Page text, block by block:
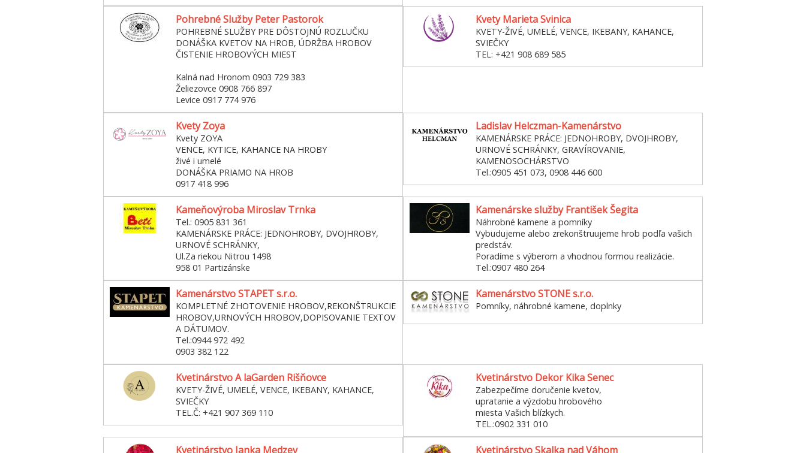
Pohrebné Služby Peter Pastorok
POHREBNÉ SLUŽBY PRE DÔSTOJNÚ ROZLUČKU
DONÁŠKA KVETOV NA HROB, ÚDRŽBA HROBOV
ČISTENIE HROBOVÝCH MIEST
Kalná nad Hronom 0903 729 383
Želiezovce 0908 766 897
Levice 0917 774 976
Kvety Marieta Svinica
KVETY-ŽIVÉ, UMELÉ, VENCE, IKEBANY, KAHANCE,
SVIEČKY
TEL: +421 908 689 585
Kvety Zoya
Kvety ZOYA
VENCE, KYTICE, KAHANCE NA HROBY
živé i umelé
DONÁŠKA PRIAMO NA HROB
0917 418 996
Ladislav Helczman-Kamenárstvo
KAMENÁRSKE PRÁCE: JEDNOHROBY, DVOJHROBY,
URNOVÉ SCHRÁNKY, GRAVÍROVANIE,
KAMENOSOCHÁRSTVO
Tel.:0905 451 073, 0908 446 600
Kameňovýroba Miroslav Trnka
Tel.: 0905 831 361
KAMENÁRSKE PRÁCE: JEDNOHROBY, DVOJHROBY,
URNOVÉ SCHRÁNKY,
Ul.Za riekou Nitrou 1498
958 01 Partizánske
Kamenárske služby František Šegita
Náhrobné kamene a pomníky
Vybudujeme alebo zrekonštruujeme hrob podľa vašich
predstáv.
Poradíme s výberom a vhodnou formou realizácie.
Tel.:0907 480 264
Kamenárstvo STAPET s.r.o.
KOMPLETNÉ ZHOTOVENIE HROBOV,REKONŠTRUKCIE
HROBOV,URNOVÝCH HROBOV,DOPISOVANIE TEXTOV
A DÁTUMOV.
Tel.:0944 972 492
0903 382 122
Kamenárstvo STONE s.r.o.
Pomníky, náhrobné kamene, doplnky
Kvetinárstvo A laGarden Rišňovce
KVETY-ŽIVÉ, UMELÉ, VENCE, IKEBANY, KAHANCE,
SVIEČKY
TEL.Č: +421 907 369 110
Kvetinárstvo Dekor Kika Senec
Zabezpečíme doručenie kvetov,
upratanie a výzdobu hrobového
miesta Vašich blízkych.
TEL.:0902 331 010
Kvetinárstvo Janka Medzev Kvetinárstvo Skalka nad Váhom